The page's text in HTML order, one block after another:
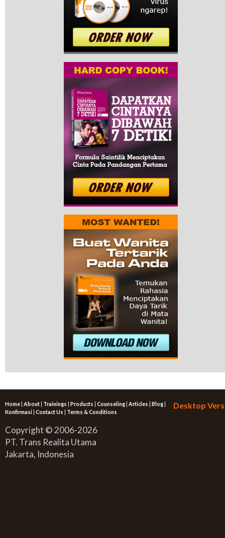
Desktop
Home | About | Trainings | Products | Counseling | Articles | Blog |
Konfirmasi | Contact Us | Terms & Conditions
Copyright © 2006-2026
PT. Trans Realita Utama
Jakarta, Indonesia